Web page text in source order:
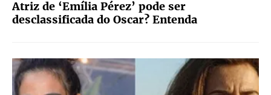
Atriz de ‘Emília Pérez’ pode ser
desclassificada do Oscar? Entenda